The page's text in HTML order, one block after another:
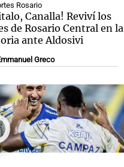
Rosario
Canalla! Reviví los
de Rosario Central en la
ante Aldosivi
Greco